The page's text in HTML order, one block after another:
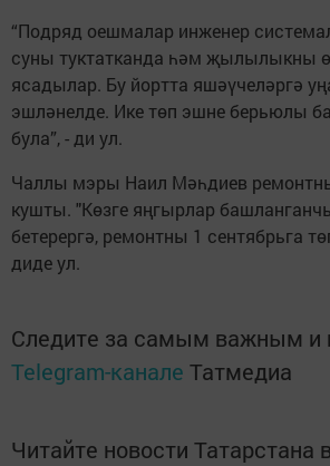
“Подряд оешмалар инженер
суны туктатканда һәм җылылыкны
ясадылар. Бу йортта яшәүчеләргә
эшләнелде. Ике төп эшне берьюлы
була”, - ди ул.
Чаллы мэры Наил Мәһдиев
кушты. "Көзге яңгырлар
бетерергә, ремонтны 1 сентябрьга
диде ул.
Следите за самым важным и
Telegram-канале Татмедиа
Читайте новости Татарстана в